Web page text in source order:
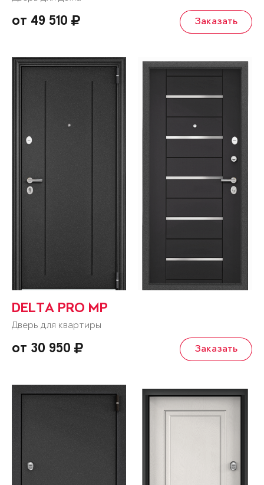
от 49 510 Заказать
DELTA PRO MP
Дверь для квартиры
от 30 950 Заказать